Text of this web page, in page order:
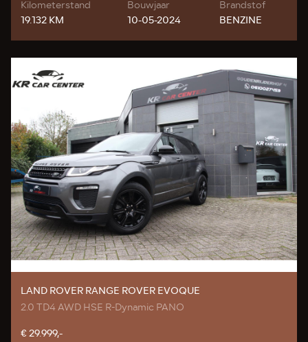
Kilometerstand
19.132 KM
Bouwjaar
10-05-2024
Brandstof
BENZINE
LAND ROVER RANGE ROVER EVOQUE
2.0 TD4 AWD HSE R-Dynamic PANO
€ 29.999,-